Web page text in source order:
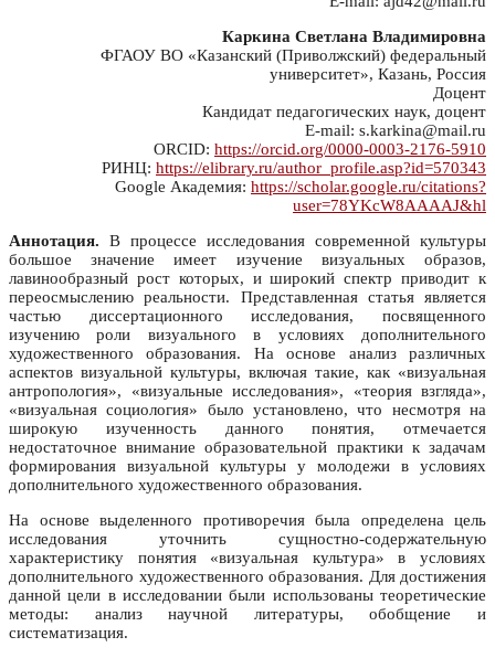
Каркина Светлана Владимировна
ФГАОУ ВО «Казанский (Приволжский) федеральный
университет», Казань, Россия
Доцент
Кандидат педагогических наук, доцент
E-mail: s.karkina@mail.ru
ORCID: https://orcid.org/0000-0003-2176-5910
РИНЦ: https://elibrary.ru/author_profile.asp?id=570343
Google Академия: https://scholar.google.ru/citations?
user=78YKcW8AAAAJ&hl
Аннотация. В процессе исследования современной культуры
большое значение имеет изучение визуальных образов,
лавинообразный рост которых, и широкий спектр приводит к
переосмыслению реальности. Представленная статья является
частью диссертационного исследования, посвященного
изучению роли визуального в условиях дополнительного
художественного образования. На основе анализ различных
аспектов визуальной культуры, включая такие, как «визуальная
антропология», «визуальные исследования», «теория взгляда»,
«визуальная социология» было установлено, что несмотря на
широкую изученность данного понятия, отмечается
недостаточное внимание образовательной практики к задачам
формирования визуальной культуры у молодежи в условиях
дополнительного художественного образования.
На основе выделенного противоречия была определена цель
исследования уточнить сущностно-содержательную
характеристику понятия «визуальная культура» в условиях
дополнительного художественного образования. Для достижения
данной цели в исследовании были использованы теоретические
методы: анализ научной литературы, обобщение и
систематизация.